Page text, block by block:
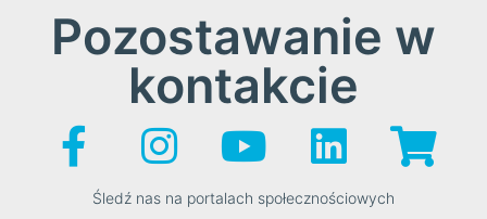
Pozostawanie w
kontakcie
Śledź nas na portalach społecznościowych